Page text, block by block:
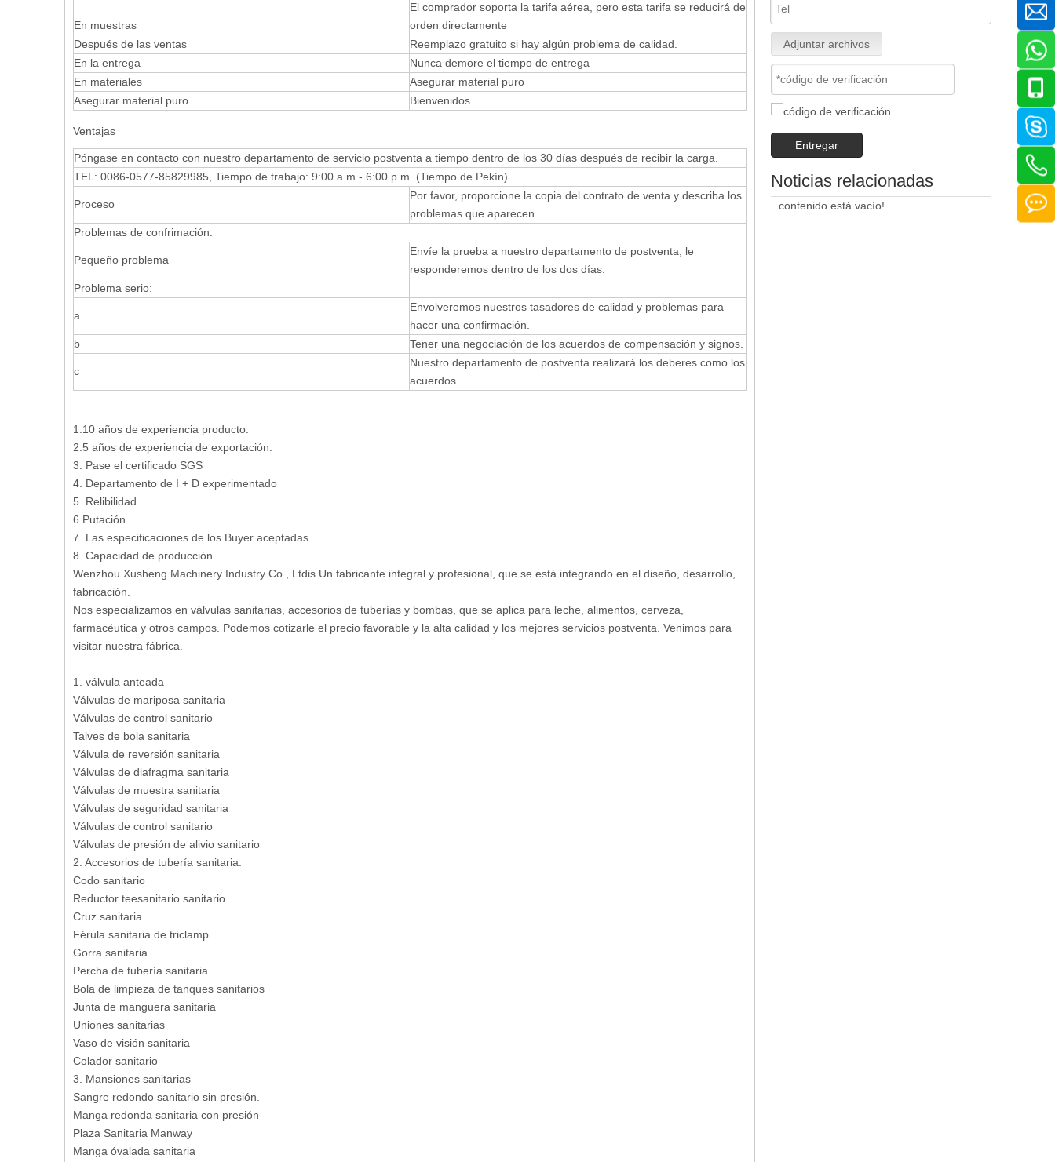
En muestras
El comprador soporta la tarifa aérea, pero esta tarifa se reducirá de
orden directamente
Después de las ventas
Reemplazo gratuito si hay algún problema de calidad.
En la entrega
Nunca demore el tiempo de entrega
En materiales
Asegurar material puro
Asegurar material puro
Bienvenidos
Ventajas
Póngase en contacto con nuestro departamento de servicio postventa a tiempo dentro de los 30 días después de recibir la carga.
TEL: 0086-0577-85829985, Tiempo de trabajo: 9:00 a.m.- 6:00 p.m. (Tiempo de Pekín)
Proceso
Por favor, proporcione la copia del contrato de venta y describa los
problemas que aparecen.
Problemas de confrimación:
Pequeño problema
Envíe la prueba a nuestro departamento de postventa, le
responderemos dentro de los dos días.
Problema serio:
a
Envolveremos nuestros tasadores de calidad y problemas para
hacer una confirmación.
b
Tener una negociación de los acuerdos de compensación y signos.
c
Nuestro departamento de postventa realizará los deberes como los
acuerdos.
1.10 años de experiencia producto.
2.5 años de experiencia de exportación.
3. Pase el certificado SGS
4. Departamento de I + D experimentado
5. Relibilidad
6.Putación
7. Las especificaciones de los Buyer aceptadas.
8. Capacidad de producción
Wenzhou Xusheng Machinery Industry Co., Ltdis Un fabricante integral y profesional, que se está integrando en el diseño, desarrollo,
fabricación.
Nos especializamos en válvulas sanitarias, accesorios de tuberías y bombas, que se aplica para leche, alimentos, cerveza,
farmacéutica y otros campos. Podemos cotizarle el precio favorable y la alta calidad y los mejores servicios postventa. Venimos para
visitar nuestra fábrica.
1. válvula anteada
Válvulas de mariposa sanitaria
Válvulas de control sanitario
Talves de bola sanitaria
Válvula de reversión sanitaria
Válvulas de diafragma sanitaria
Válvulas de muestra sanitaria
Válvulas de seguridad sanitaria
Válvulas de control sanitario
Válvulas de presión de alivio sanitario
2. Accesorios de tubería sanitaria.
Codo sanitario
Reductor teesanitario sanitario
Cruz sanitaria
Férula sanitaria de triclamp
Gorra sanitaria
Percha de tubería sanitaria
Bola de limpieza de tanques sanitarios
Junta de manguera sanitaria
Uniones sanitarias
Vaso de visión sanitaria
Colador sanitario
3. Mansiones sanitarias
Sangre redondo sanitario sin presión.
Manga redonda sanitaria con presión
Plaza Sanitaria Manway
Manga óvalada sanitaria
Adjuntar archivos
Entregar
Noticias relacionadas
contenido está vacío!